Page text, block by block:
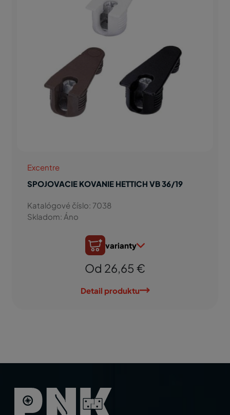
Excentre
SPOJOVACIE KOVANIE HETTICH VB 36/19
Katalógové číslo: 7038
Skladom: Áno
varianty
Od 26,65 €
Detail produktu